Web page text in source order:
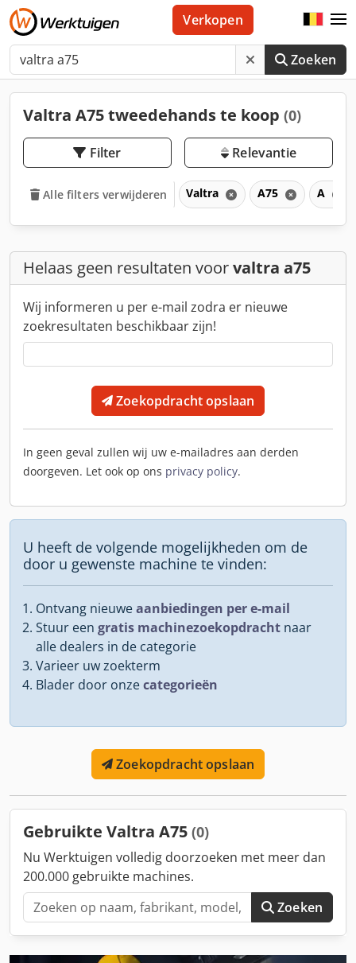
Zoeken
Verkopen
Valtra A75 tweedehands te koop (0)
Filter Relevantie
Alle filters verwijderen Valtra A75 A
Helaas geen resultaten voorvaltra a75
Wij informeren u per e-mail zodra er nieuwe
zoekresultaten beschikbaar zijn!
Zoekopdracht opslaan
In geen geval zullen wij uw e-mailadres aan derden
doorgeven. Let ook op ons privacy policy.
U heeft de volgende mogelijkheden om de
door u gewenste machine te vinden:
Ontvang nieuweaanbiedingen per e-mail
Stuur een gratis machinezoekopdracht naar
alle dealers in de categorie
Varieer uw zoekterm
Blader door onzecategorieën
Zoekopdracht opslaan
Gebruikte Valtra A75 (0)
Nu Werktuigen volledig doorzoeken met meer dan
200.000 gebruikte machines.
Zoeken